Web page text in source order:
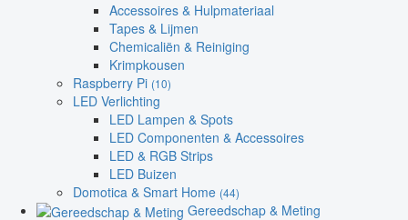
Accessoires & Hulpmateriaal
Tapes & Lijmen
Chemicaliën & Reiniging
Krimpkousen
Raspberry Pi (10)
LED Verlichting
LED Lampen & Spots
LED Componenten & Accessoires
LED & RGB Strips
LED Buizen
Domotica & Smart Home (44)
Gereedschap & Meting